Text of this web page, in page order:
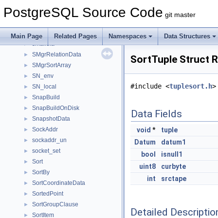
PostgreSQL Source Code git master
Main Page Related Pages Namespaces Data Structures
► SlruSegState
► SlruWriteAllData
► smalldfa
► SMgrRelationData
► SMgrSortArray
► SN_env
► SN_local
► SnapBuild
► SnapBuildOnDisk
► SnapshotData
► SockAddr
► sockaddr_un
► socket_set
► Sort
► SortBy
► SortCoordinateData
► SortedPoint
► SortGroupClause
► SortItem
SortTuple Struct
#include <tuplesort.h>
Data Fields
void *
tuple
Datum
datum1
bool
isnull1
uint8
curbyte
int
srctape
Detailed